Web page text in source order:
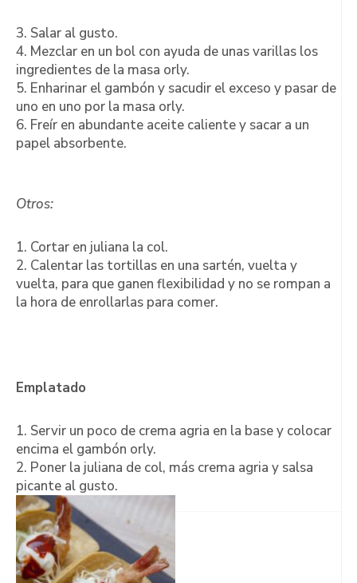
3. Salar al gusto.
4. Mezclar en un bol con ayuda de unas varillas los
ingredientes de la masa orly.
5. Enharinar el gambón y sacudir el exceso y pasar de
uno en uno por la masa orly.
6. Freír en abundante aceite caliente y sacar a un
papel absorbente.
Otros:
1. Cortar en juliana la col.
2. Calentar las tortillas en una sartén, vuelta y
vuelta, para que ganen flexibilidad y no se rompan a
la hora de enrollarlas para comer.
Emplatado
1. Servir un poco de crema agria en la base y colocar
encima el gambón orly.
2. Poner la juliana de col, más crema agria y salsa
picante al gusto.